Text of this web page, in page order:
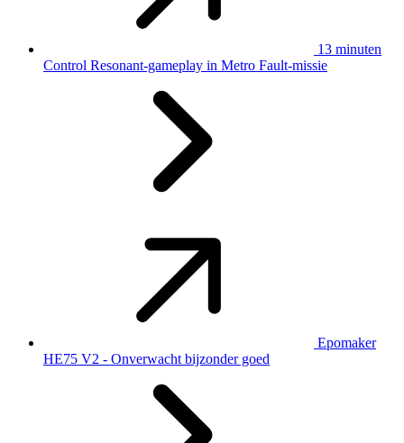
13 minuten
Control Resonant-gameplay in Metro Fault-missie
Epomaker
HE75 V2 - Onverwacht bijzonder goed